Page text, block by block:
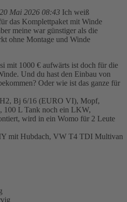
20 Mai 2026 08:43 Ich weiß
das Komplettpaket mit Winde
meine war günstiger als die
ohne Montage und Winde
mit 1000 € aufwärts ist doch für die
Und du hast den Einbau von
Oder wie ist das ganze für
Bj 6/16 (EURO VI), Mopf,
L Tank noch ein LKW,
wird in ein Womo für 2 Leute
mit Hubdach, VW T4 TDI Multivan